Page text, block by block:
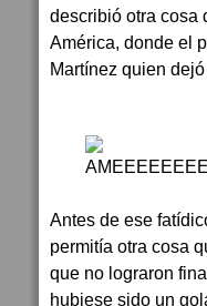
describió otra cosa
América, donde el
Martínez quien
Antes de ese
permitía otra cosa
que no lograron
hubiese sido un